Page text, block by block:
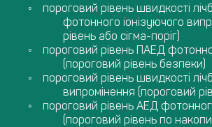
пороговий рівень швидкості
фотонного іонізуючого
рівень або сігма-поріг)
пороговий рівень ПАЕД
(пороговий рівень безпеки)
пороговий рівень швидкості
випромінення (пороговий
пороговий рівень АЕД
(пороговий рівень по